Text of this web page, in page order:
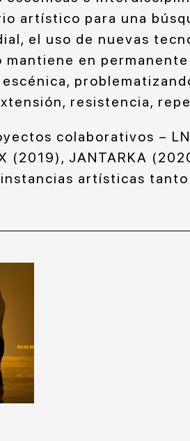
artístico para una
el uso de nuevas
mantiene en
resistencia,
colaborativos –
(2019), JANTARKA
artísticas